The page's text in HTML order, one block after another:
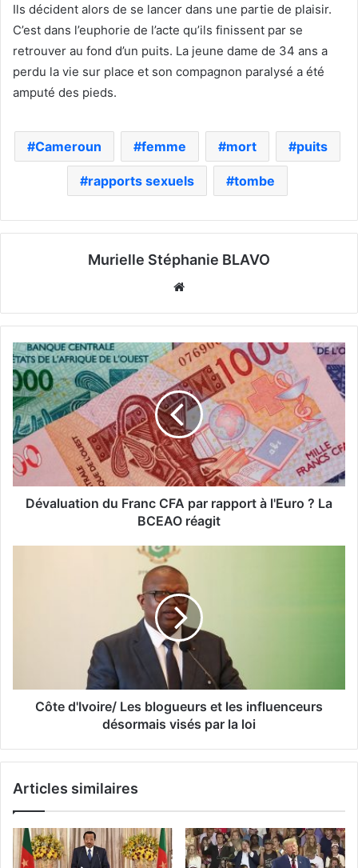
Ils décident alors de se lancer dans une partie de plaisir.
C’est dans l’euphorie de l’acte qu’ils finissent par se
retrouver au fond d’un puits. La jeune dame de 34 ans a
perdu la vie sur place et son compagnon paralysé a été
amputé des pieds.
Cameroun femme mort puits
rapports sexuels tombe
Murielle Stéphanie BLAVO
Dévaluation du Franc CFA par rapport à l'Euro ? La
BCEAO réagit
Côte d'Ivoire/ Les blogueurs et les influenceurs
désormais visés par la loi
Articles similaires